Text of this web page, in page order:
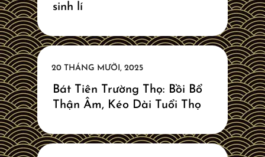
sinh lí
Bát Tiên Trường Thọ: Bồi Bổ
Thận Âm, Kéo Dài Tuổi Thọ